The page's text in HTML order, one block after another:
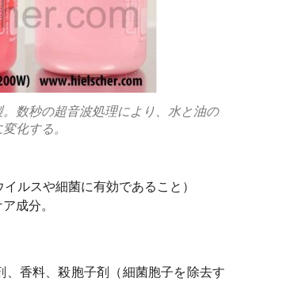
数秒の超音波処理により、水と油の
化する。
ルスや細菌に有効であること）
成分。
香料、殺胞子剤（細菌胞子を除去す